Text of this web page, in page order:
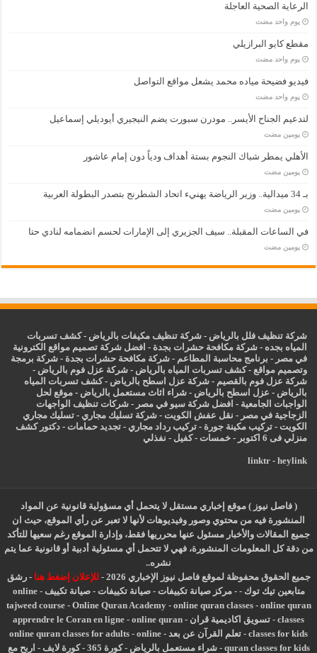
الرعاية الصحية العاجلة
‏يوم واحد مضت
مقطع كايو البرازيلي
‏يوم واحد مضت
فيديو فضيحة مياده محمد يشعل مواقع التواصل
‏يوم واحد مضت
لتدعيم الجناح الأيسر.. مودرن سبورت يضم النيجيري أيوديلي إسماعيل
‏يومين مضت
الأهلي يمطر شباك النجوم بستة أهداف ودياً دون إمام عاشور
‏يومين مضت
بـ 34 ميدالية.. وزير الرياضة يهنيء اتحاد الشطرنج بتصدر البطولة العربية
‏يومين مضت
في الساعات المقبلة.. سيف الجزيري إلى الإمارات لحسم انضمامه لنادي حتا
‏يومين مضت
شركة تنظيف فلل بالرياض -شركة تنظيف مكيفات بالرياض -كشف تسربات
المياه بجده -شركة مكافحة حشرات بجدة - افضل شركة تصميم مواقع الكترونية
في مصر - برنامج محاسبة المطاعم -شركة مكافحة حشرات بجدة -شركة برمجة
وتصميم مواقع -كشف تسربات المياه بالرياض -شركة عزل فوم بالرياض -
شركة عزل فوم بالقصيم -شركة عزل اسطح بالرياض -كشف تسربات المياه
بالرياض - عزل اسطح بالرياض -شراء اثاث مستعمل بالرياض - موقع لحل
الواجبات الجامعية - افضل شركة سيو في مصر -شركات تنظيف الواجهات
الزجاجية في مصر - نقل عفش الكويت -شركة تسليك مجاري -تسليك مجاري
الكويت -تركيب مكينة جورة -تركيب رداد مجاري -تجديد حمامات -دكتور كشف
منزلي فى 6 اكتوبر
-خمسات -كفيل - نفذلي
linktr- heylink
( فاصل نيوز ) موقع إخباري مستقل لا يتحمل أي مسؤولية قانونية عن المواد
المنشورة فيه من محتوي وصور وفيديوهات لأنها لا تعبر عن رأي الموقع، حيث ان
جميع المقالات والأخبار مسئول عنها محرريها فقط، وإدارة الموقع رغم سعيها للتأكد
من دقة كل المعلومات المنشورة، فهي لا تتحمل أي مسئولية أدبية أو قانونية عما يتم
نشره..
جميع الحقوق محفوظة لموقع فاصل نيوز الإخباري 2026 -
للإعلان إضغط هنا -رشق
متابعين تيك توك -
-مركز صيانة تكييفات -صيانة تكييفات -صيانة تكييف -
online
tajweed course- Online Quran Academy- online quran classes- online quran
classes
- تسويق اكاديمية قران -
apprendre le Coran en ligne - online quran
classes for kids
- تعلم القرآن عن بعد -
online quran classes for adults - online
quran classes for kids
-شراء مستعمل بالرياض -كورة 365 -كورة لايف - اربح مع